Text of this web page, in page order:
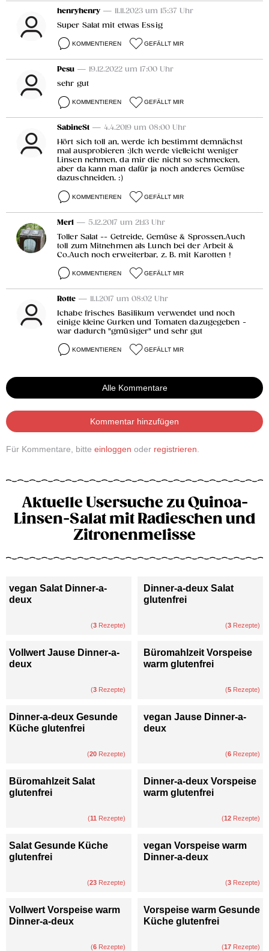
henryhenry — 11.11.2023 um 15:37 Uhr
Super Salat mit etwas Essig
KOMMENTIEREN GEFÄLLT MIR
Pesu — 19.12.2022 um 17:00 Uhr
sehr gut
KOMMENTIEREN GEFÄLLT MIR
SabineSt — 4.4.2019 um 08:00 Uhr
Hört sich toll an, werde ich bestimmt demnächst
mal ausprobieren :)Ich werde vielleicht weniger
Linsen nehmen, da mir die nicht so schmecken,
aber da kann man dafür ja noch anderes Gemüse
dazuschneiden. :)
KOMMENTIEREN GEFÄLLT MIR
Merl — 5.12.2017 um 21:13 Uhr
Toller Salat -- Getreide, Gemüse & Sprossen.Auch
toll zum Mitnehmen als Lunch bei der Arbeit &
Co.Auch noch erweiterbar, z. B. mit Karotten !
KOMMENTIEREN GEFÄLLT MIR
Rotte — 11.1.2017 um 08:02 Uhr
Ichabe frisches Basilikum verwendet und noch
einige kleine Gurken und Tomaten dazugegeben -
war dadurch "gmüsiger" und sehr gut
KOMMENTIEREN GEFÄLLT MIR
Alle Kommentare
Kommentar hinzufügen
Für Kommentare, bitte einloggen oder registrieren
Aktuelle Usersuche zu Quinoa-
Linsen-Salat mit Radieschen und
Zitronenmelisse
vegan Salat Dinner-a-
deux
(3 Rezepte)
Dinner-a-deux Salat
glutenfrei
(3 Rezepte)
Vollwert Jause Dinner-a-
deux
(3 Rezepte)
Büromahlzeit Vorspeise
warm glutenfrei
(5 Rezepte)
Dinner-a-deux Gesunde
Küche glutenfrei
(20 Rezepte)
vegan Jause Dinner-a-
deux
(6 Rezepte)
Büromahlzeit Salat
glutenfrei
(11 Rezepte)
Dinner-a-deux Vorspeise
warm glutenfrei
(12 Rezepte)
Salat Gesunde Küche
glutenfrei
(23 Rezepte)
vegan Vorspeise warm
Dinner-a-deux
(3 Rezepte)
Vollwert Vorspeise warm
Dinner-a-deux
(6 Rezepte)
Vorspeise warm Gesunde
Küche glutenfrei
(17 Rezepte)